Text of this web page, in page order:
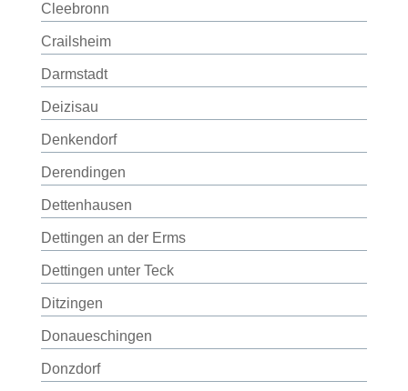
Cleebronn
Crailsheim
Darmstadt
Deizisau
Denkendorf
Derendingen
Dettenhausen
Dettingen an der Erms
Dettingen unter Teck
Ditzingen
Donaueschingen
Donzdorf